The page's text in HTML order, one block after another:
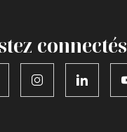
connectés